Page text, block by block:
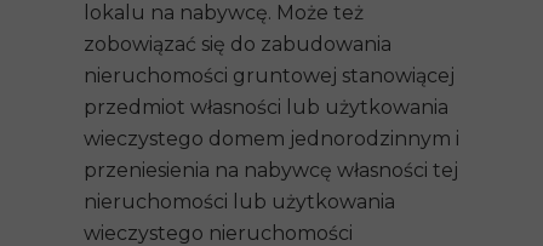
lokalu na nabywcę. Może też
zobowiązać się do zabudowania
nieruchomości gruntowej stanowiącej
przedmiot własności lub użytkowania
wieczystego domem jednorodzinnym i
przeniesienia na nabywcę własności tej
nieruchomości lub użytkowania
wieczystego nieruchomości